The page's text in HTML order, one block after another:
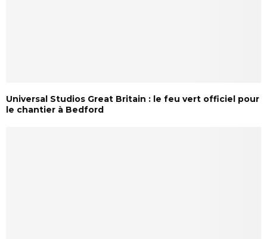
Universal Studios Great Britain : le feu vert officiel pour
le chantier à Bedford